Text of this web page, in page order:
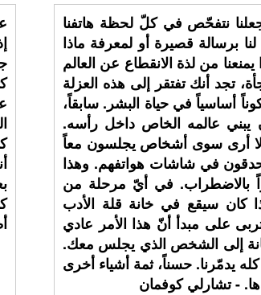
نتفحّص في كلّ لحظة هاتفنا
برسالة قصيرة أو لمعرفة ماذا
من لذة الانقطاع عن العالم
تجد أنك تفتقر إلى هذه العزلة
أساسياً في حياة البشر. سابقاً،
يبني عالمه الخاص داخل رأسه.
لا أرى سوى أشخاص يجلسون معاً
في شاشات هواتفهم. وهذا
بالاضطراب. في أيّ مرحلة من
كان سيقع في خانة قلة الأدب
على مبدأ أنّ هذا الأمر عادي
إلى الشخص الذي يجلس معك.
يدمّرنا. حسناً، ثمة أشياء أخرى
- تشارلي كوفمان